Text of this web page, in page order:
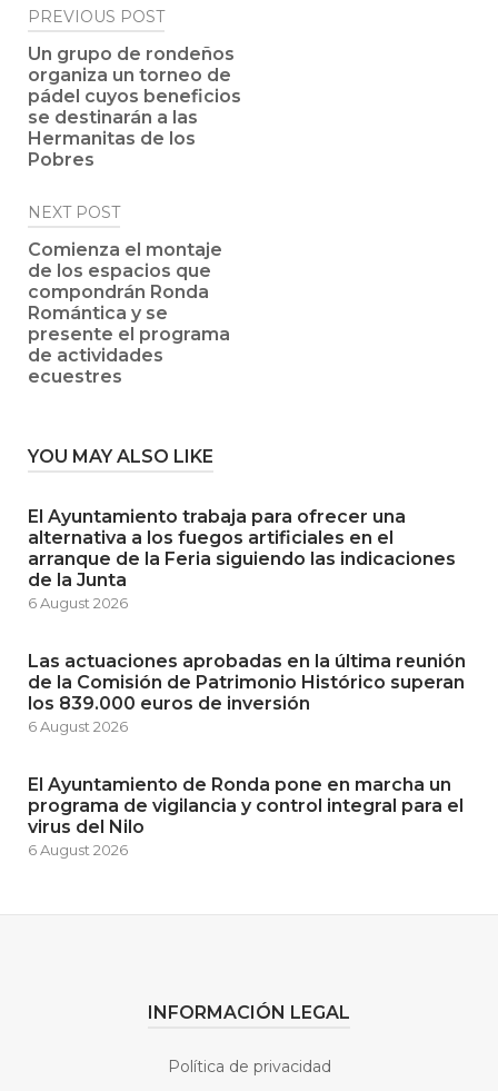
Post
navigation
PREVIOUS POST
Un grupo de rondeños
organiza un torneo de
pádel cuyos beneficios
se destinarán a las
Hermanitas de los
Pobres
NEXT POST
Comienza el montaje
de los espacios que
compondrán Ronda
Romántica y se
presente el programa
de actividades
ecuestres
YOU MAY ALSO LIKE
El Ayuntamiento trabaja para ofrecer una
alternativa a los fuegos artificiales en el
arranque de la Feria siguiendo las indicaciones
de la Junta
6 August 2026
Las actuaciones aprobadas en la última reunión
de la Comisión de Patrimonio Histórico superan
los 839.000 euros de inversión
6 August 2026
El Ayuntamiento de Ronda pone en marcha un
programa de vigilancia y control integral para el
virus del Nilo
6 August 2026
INFORMACIÓN LEGAL
Política de privacidad